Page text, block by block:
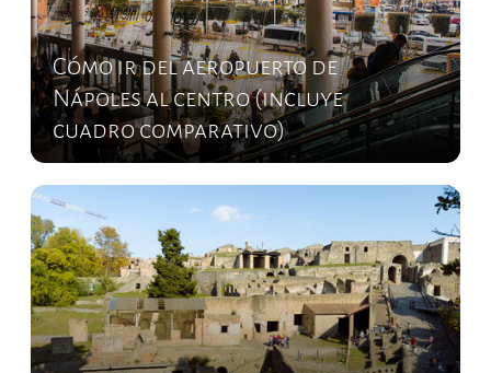
Cómo ir del aeropuerto de
Nápoles al centro (incluye
cuadro comparativo)